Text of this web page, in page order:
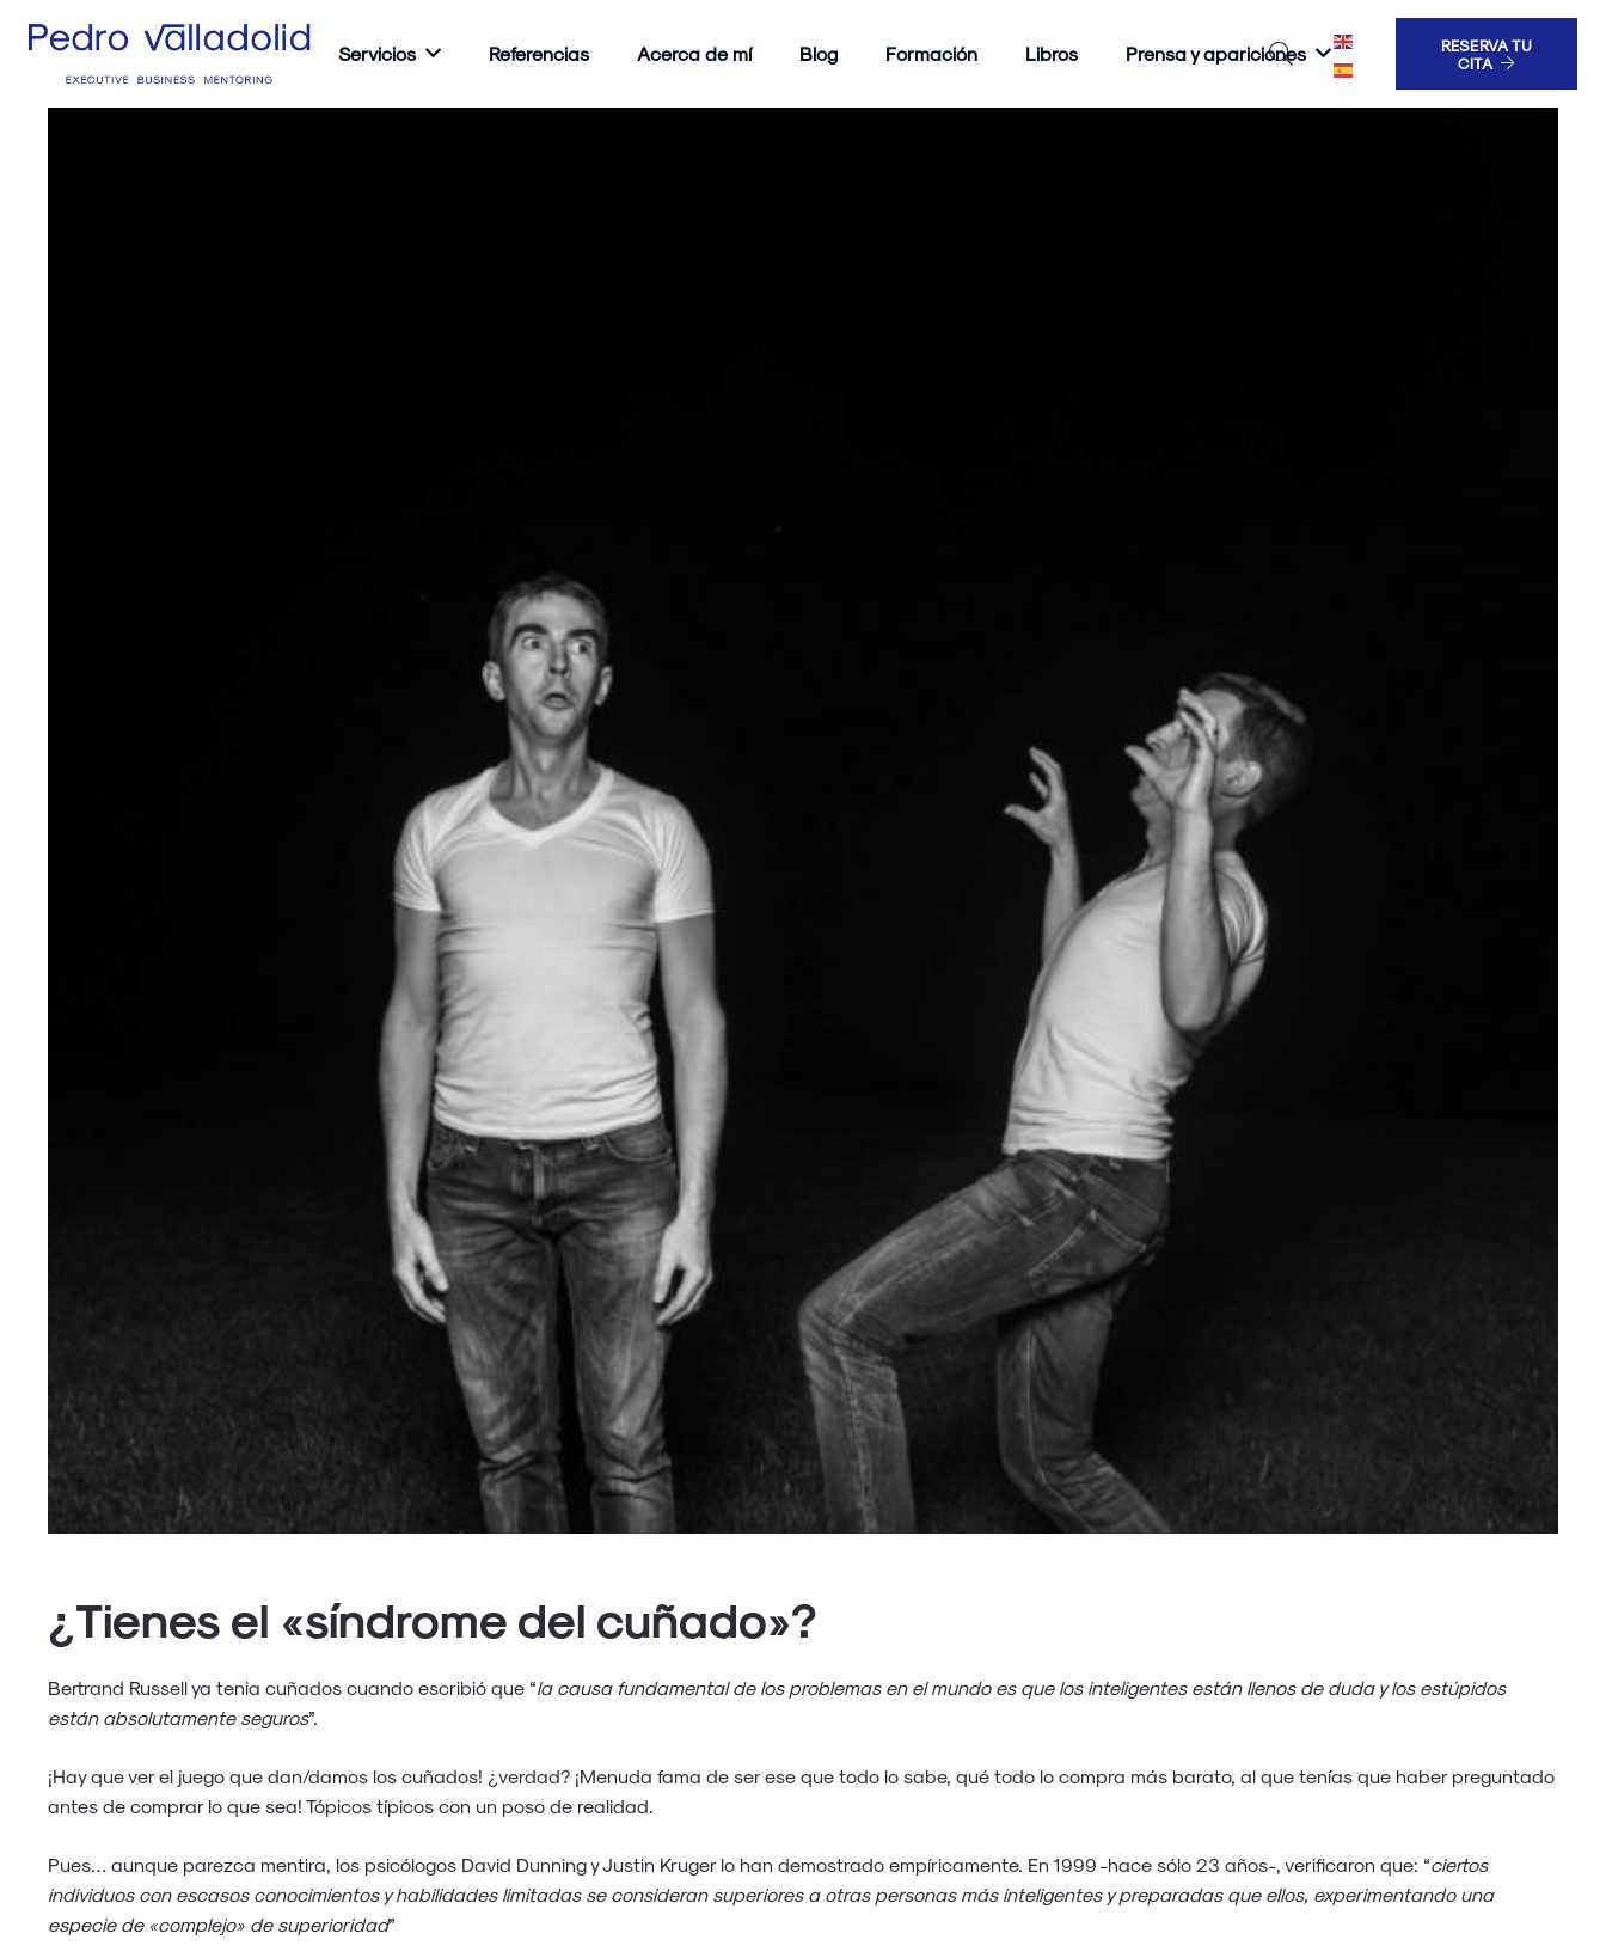
Servicios Referencias Acerca de mí Blog Formación Libros Prensa y apariciones
RESERVA TU
CITA
¿Tienes el «síndrome del cuñado»?
Bertrand Russell ya tenia cuñados cuando escribió que “la causa fundamental de los problemas en el mundo es que los inteligentes están llenos de duda y los estúpidos
están absolutamente seguros”.
¡Hay que ver el juego que dan/damos los cuñados! ¿verdad? ¡Menuda fama de ser ese que todo lo sabe, qué todo lo compra más barato, al que tenías que haber preguntado
antes de comprar lo que sea! Tópicos típicos con un poso de realidad.
Pues… aunque parezca mentira, los psicólogos David Dunning y Justin Kruger lo han demostrado empíricamente. En 1999 -hace sólo 23 años-, verificaron que: “ciertos
individuos con escasos conocimientos y habilidades limitadas se consideran superiores a otras personas más inteligentes y preparadas que ellos, experimentando una
especie de «complejo» de superioridad”